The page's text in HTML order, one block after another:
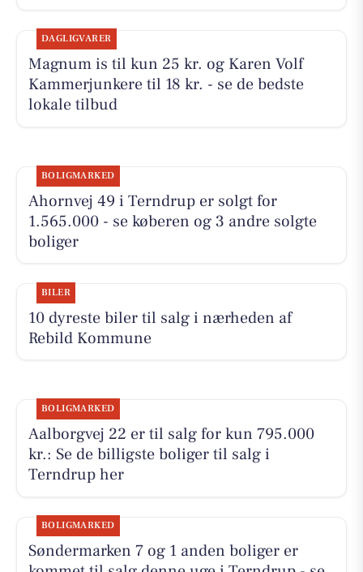
DAGLIGVARER
Magnum is til kun 25 kr. og Karen Volf
Kammerjunkere til 18 kr. - se de bedste
lokale tilbud
BOLIGMARKED
Ahornvej 49 i Terndrup er solgt for
1.565.000 - se køberen og 3 andre solgte
boliger
BILER
10 dyreste biler til salg i nærheden af
Rebild Kommune
BOLIGMARKED
Aalborgvej 22 er til salg for kun 795.000
kr.: Se de billigste boliger til salg i
Terndrup her
BOLIGMARKED
Søndermarken 7 og 1 anden boliger er